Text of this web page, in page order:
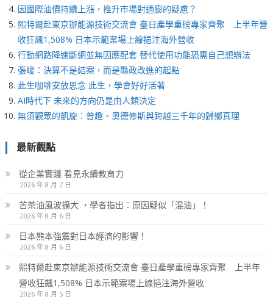
因國際油價持續上漲，推升市場對通膨的疑慮？
熙特爾赴東京辦能源技術交流會 臺日產學重磅專家齊聚 上半年營
收狂飆1,508% 日本示範案場上線挹注海外營收
行動網路降速斷網並無因應配套 替代使用功能恐需自己想辦法
張峻：決算不是結案，而是縣政改進的起點
此生咖啡安放思念 此生，學會好好活著
AI時代下 未來的方向仍是由人類決定
無須觀眾的凱旋：普趣、奧德修斯與跨越三千年的歸鄉真理
最新觀點
從企業實踐 看見永續教育力
2026 年 8 月 7 日
苦茶油風波擴大 ，學者指出：原因疑似「混油」！
2026 年 8 月 6 日
日本熊本強震對日本經濟的影響！
2026 年 8 月 6 日
熙特爾赴東京辦能源技術交流會 臺日產學重磅專家齊聚 上半年
營收狂飆1,508% 日本示範案場上線挹注海外營收
2026 年 8 月 5 日